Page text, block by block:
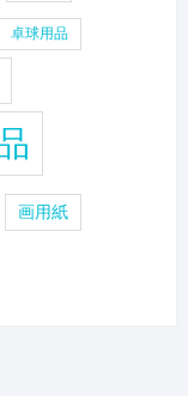
卓球用品
画用紙